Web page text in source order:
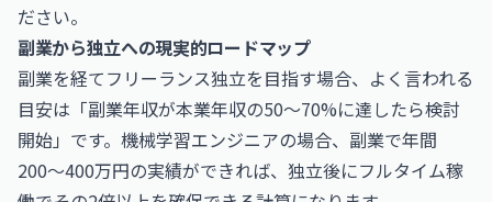
ださい。
副業から独立への現実的ロードマップ
副業を経てフリーランス独立を目指す場合、よく言われる
目安は「副業年収が本業年収の50〜70%に達したら検討
開始」です。機械学習エンジニアの場合、副業で年間
200〜400万円の実績ができれば、独立後にフルタイム稼